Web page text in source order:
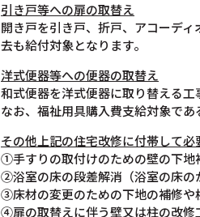
引き戸等への扉の取替え
開き戸を引き戸、折戸、アコーデ
去も給付対象となります。
洋式便器等への便器の取替え
和式便器を洋式便器に取り替える工
なお、福祉用具購入費支給対象で
その他上記の住宅改修に付帯して必
①手すりの取付けのための壁の下地
②浴室の床の段差解消（浴室の床の
③床材の変更のための下地の補修や
④扉の取替えに伴う壁又は柱の改修